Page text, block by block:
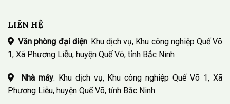
LIÊN HỆ
Văn phòng đại diện: Khu dịch vụ, Khu công nghiệp Quế Võ
1, Xã Phương Liễu, huyện Quế Võ, tỉnh Bắc Ninh
Nhà máy: Khu dịch vụ, Khu công nghiệp Quế Võ 1, Xã
Phương Liễu, huyện Quế Võ, tỉnh Bắc Ninh